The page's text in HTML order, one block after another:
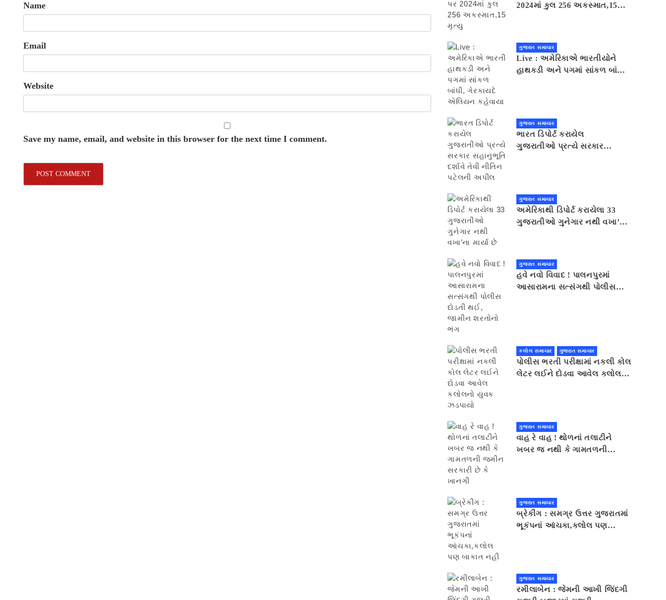
Name
Email
Website
Save my name, email, and website in this browser for the next time I comment.
2024માં કુલ 256 અકસ્માત,15
ગુજરાત સમાચાર
Live : અમેરિકાએ ભારતીયોને
હાથકડી અને પગમાં સાંકળ બાંધી,
ગુજરાત સમાચાર
ભારત ડિપોર્ટ કરાયેલ
ગુજરાતીઓ પ્રત્યે સરકાર
ગુજરાત સમાચાર
અમેરિકાથી ડિપોર્ટ કરાયેલા 33
ગુજરાતીઓ ગુનેગાર નથી વખા’ના
ગુજરાત સમાચાર
હવે નવો વિવાદ ! પાલનપુરમાં
આસારામના સત્સંગથી પોલીસ
કલોલ સમાચાર ગુજરાત સમાચાર
પોલીસ ભરતી પરીક્ષામાં નકલી કોલ
લેટર લઈને દોડવા આવેલ કલોલનો
ગુજરાત સમાચાર
વાહ રે વાહ ! થોળનાં તલાટીને
ખબર જ નથી કે ગામતળની
ગુજરાત સમાચાર
બ્રેકીંગ : સમગ્ર ઉત્તર ગુજરાતમાં
ભૂકંપનાં આંચકા,કલોલ પણ
ગુજરાત સમાચાર
રમીલાબેન : જેમની આખી જિંદગી